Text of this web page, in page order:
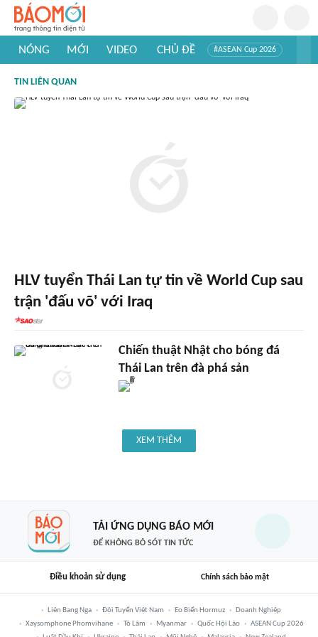
NÓNG MỚI VIDEO CHỦ ĐỀ #ASEAN Cup 2026
#Khám phá thế giới
TIN LIÊN QUAN
HLV tuyển Thái Lan tự tin về World Cup sau
trận 'đấu võ' với Iraq
Chiến thuật Nhật cho bóng đá
Thái Lan trên đà phá sản
XEM THÊM
TẢI ỨNG DỤNG BÁO MỚI
ĐỂ KHÔNG BỎ SÓT TIN TỨC
Điều khoản sử dụng Chính sách bảo mật
Liên Bang Nga Đội Tuyển Việt Nam Eo Biển Hormuz
Doanh Nghiệp
Xaysomphone Phomvihane
Tô Lâm Myanmar Quốc Hội Lào
ASEAN Cup 2026